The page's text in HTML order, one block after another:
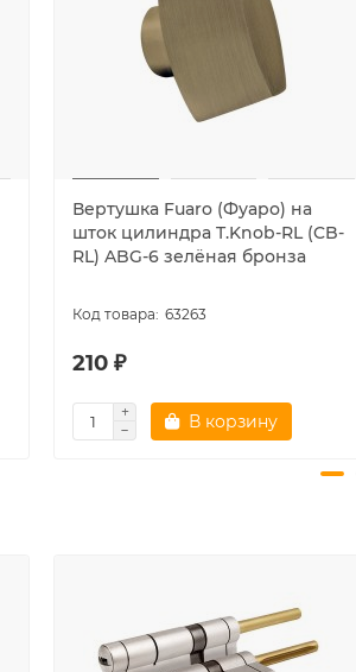
Вертушка Fuaro (Фуаро) на
шток цилиндра T.Knob-RL (CB-
RL) ABG-6 зелёная бронза
63263
210 ₽
В корзину